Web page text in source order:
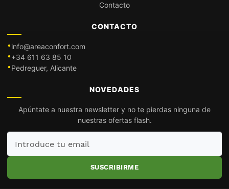
Contacto
CONTACTO
info@areaconfort.com
+34 611 63 85 10
Pedreguer, Alicante
NOVEDADES
Apúntate a nuestra newsletter y no te pierdas ninguna de
nuestras ofertas flash.
Introduce
email
SUSCRIBIRME